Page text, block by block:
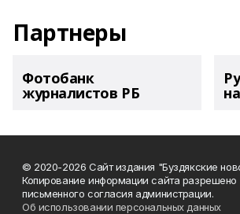
Партнеры
Фотобанк
журналистов РБ
© 2020-2026 Сайт издания "Буздякские
Копирование информации сайта разрешено
письменного согласия администрации.
Об использовании персональных данных